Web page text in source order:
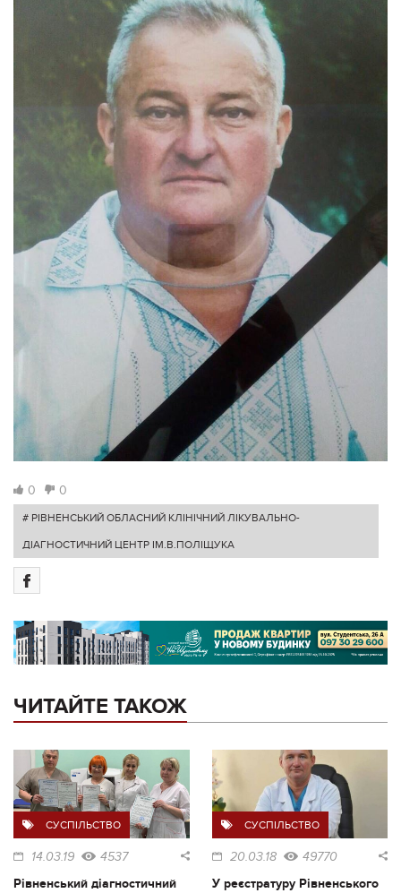
0 0
# РІВНЕНСЬКИЙ ОБЛАСНИЙ КЛІНІЧНИЙ ЛІКУВАЛЬНО-
ДІАГНОСТИЧНИЙ ЦЕНТР ІМ.В.ПОЛІЩУКА
ЧИТАЙТЕ ТАКОЖ
СУСПІЛЬСТВО
14.03.19 4537
Рівненський діагностичний
СУСПІЛЬСТВО
20.03.18 49770
У реєстратуру Рівненського